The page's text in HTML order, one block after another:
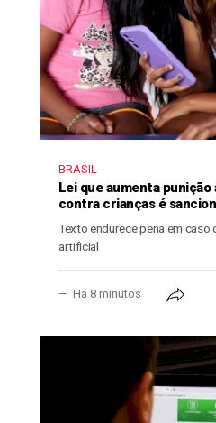
BRASIL
Lei que aumenta
contra crianças é
Texto endurece pena em caso
artificial
Há 8 minutos